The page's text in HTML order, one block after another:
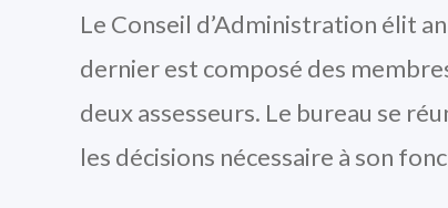
Le Conseil d’Administration élit
dernier est composé des
deux assesseurs. Le bureau se
les décisions nécessaire à son